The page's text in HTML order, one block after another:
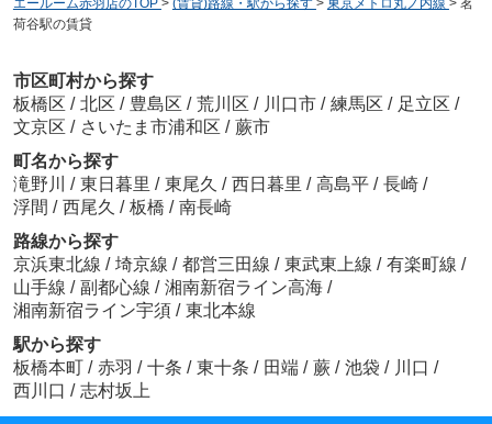
エールーム赤羽店のTOP > (賃貸)路線・駅から探す > 東京メトロ丸ノ内線 > 茗
荷谷駅の賃貸
市区町村から探す
板橋区 / 北区 / 豊島区 / 荒川区 / 川口市 / 練馬区 / 足立区 /
文京区 / さいたま市浦和区 / 蕨市
町名から探す
滝野川 / 東日暮里 / 東尾久 / 西日暮里 / 高島平 / 長崎 /
浮間 / 西尾久 / 板橋 / 南長崎
路線から探す
京浜東北線 / 埼京線 / 都営三田線 / 東武東上線 / 有楽町線 /
山手線 / 副都心線 / 湘南新宿ライン高海 /
湘南新宿ライン宇須 / 東北本線
駅から探す
板橋本町 / 赤羽 / 十条 / 東十条 / 田端 / 蕨 / 池袋 / 川口 /
西川口 / 志村坂上